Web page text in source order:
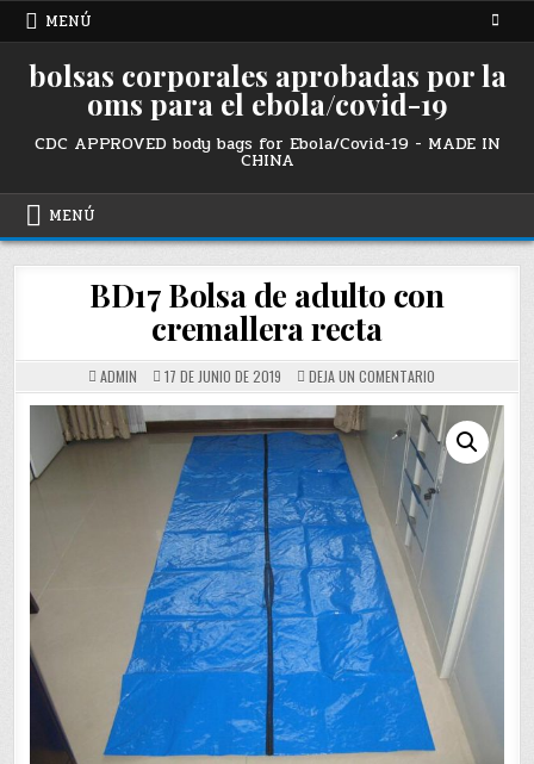
MENÚ
bolsas corporales aprobadas por la
oms para el ebola/covid-19
CDC APPROVED body bags for Ebola/Covid-19 - MADE IN
CHINA
MENÚ
BD17 Bolsa de adulto con
cremallera recta
ADMIN 17 DE JUNIO DE 2019 DEJA UN COMENTARIOSOBRE
BD17
STRAIGHT
ZIPPER
ADULT
BODY
BAG